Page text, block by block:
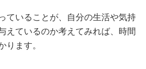
ていることが、自分の生活や気持
えているのか考えてみれば、時間
ります。